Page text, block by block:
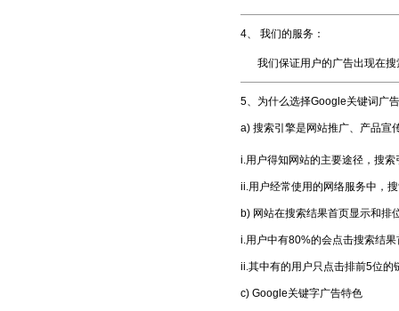
4、 我们的服务：
我们保证用户的广告出现在
5、为什么选择Google关键词广
a) 搜索引擎是网站推广、产品宣
i.用户得知网站的主要途径，搜
ii.用户经常使用的网络服务中，
b) 网站在搜索结果首页显示和排
i.用户中有80%的会点击搜索结
ii.其中有的用户只点击排前5位的
c) Google关键字广告特色